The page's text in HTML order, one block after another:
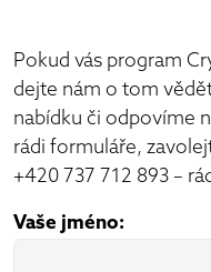
Pokud vás program
dejte nám o tom
nabídku či odpovíme
rádi formuláře,
+420 737 712 893 –
Vaše jméno: